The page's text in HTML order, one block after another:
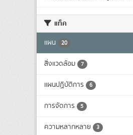
แท็ค
แผน 20
สิ่งแวดล้อม 7
แผนปฏิบัติการ 6
การจัดการ 5
ความหลากหลาย 3